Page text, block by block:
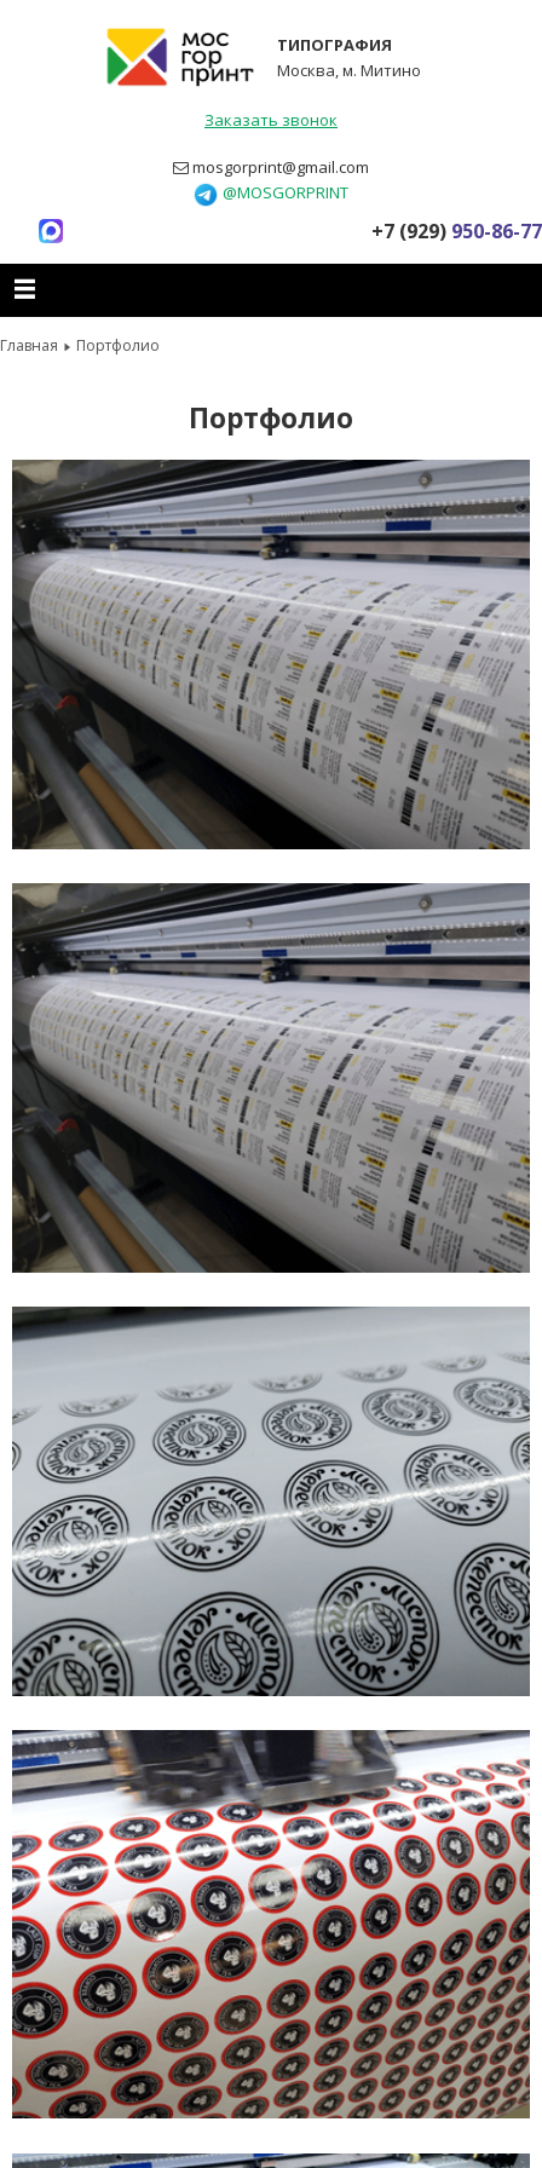
ТИПОГРАФИЯ
Москва, м. Митино
Заказать звонок
mosgorprint@gmail.com
@MOSGORPRINT
+7 (929) 950-86-77
Главная Портфолио
Портфолио